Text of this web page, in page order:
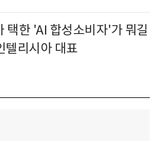
택한 'AI 합성소비자'가 뭐길
리시아 대표